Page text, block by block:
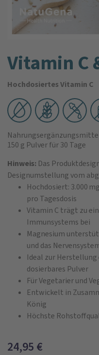
Vitamin C
Hochdosiertes Vitamin C
150 g Pulverfür 30 Tage
Hinweis: Das
Designumstellung vom
Hochdosiert: 3.000
pro Tagesdosis
Vitamin C trägt zu
Immunsystems bei
Magnesium
und das
Ideal zur
dosierbares Pulver
Für Vegetarier und
Entwickelt in
König
Höchste
24,95 €